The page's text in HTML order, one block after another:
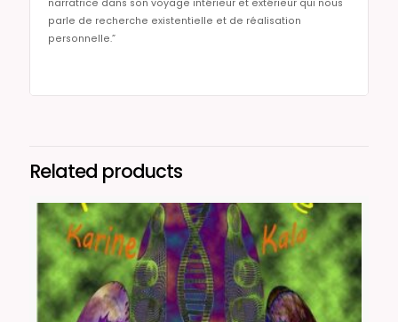
narratrice dans son voyage intérieur et extérieur qui nous
parle de recherche existentielle et de réalisation
personnelle.”
Related products